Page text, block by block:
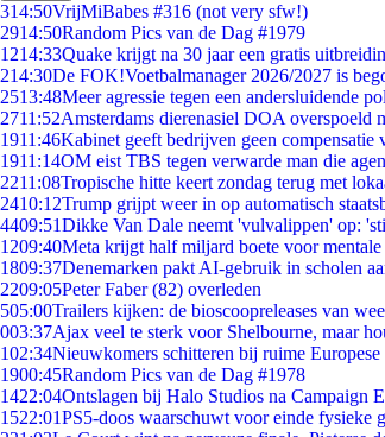
314:50VrijMiBabes #316 (not very sfw!)
2914:50Random Pics van de Dag #1979
1214:33Quake krijgt na 30 jaar een gratis
214:30De FOK!Voetbalmanager 2026/2027 is
2513:48Meer agressie tegen een andersluidende
2711:52Amsterdams dierenasiel DOA overspoeld
1911:46Kabinet geeft bedrijven geen compensatie
1911:14OM eist TBS tegen verwarde man die
2211:08Tropische hitte keert zondag terug met
2410:12Trump grijpt weer in op automatisch
4409:51Dikke Van Dale neemt 'vulvalippen' op:
1209:40Meta krijgt half miljard boete voor mentale
1809:37Denemarken pakt AI-gebruik in scholen
2209:05Peter Faber (82) overleden
505:00Trailers kijken: de bioscoopreleases van
003:37Ajax veel te sterk voor Shelbourne, maar
102:34Nieuwkomers schitteren bij ruime
1900:45Random Pics van de Dag #1978
1422:04Ontslagen bij Halo Studios na Campaign
1522:01PS5-doos waarschuwt voor einde fysieke